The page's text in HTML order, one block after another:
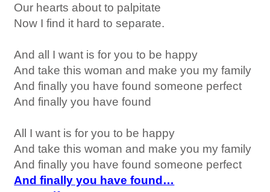
Our hearts about to palpitate
Now I find it hard to separate.
And all I want is for you to be happy
And take this woman and make you my family
And finally you have found someone perfect
And finally you have found
All I want is for you to be happy
And take this woman and make you my family
And finally you have found someone perfect
And finally you have found…